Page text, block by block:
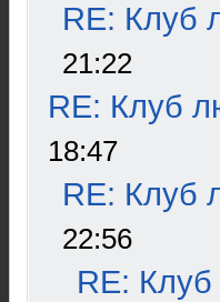
RE: Клуб
21:22
RE: Клуб
18:47
RE: Клуб
22:56
RE: